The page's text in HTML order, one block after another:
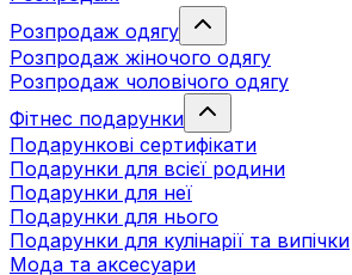
Розпродаж одягу
Розпродаж жіночого одягу
Розпродаж чоловічого одягу
Фітнес подарунки
Подарункові сертифікати
Подарунки для всієї родини
Подарунки для неї
Подарунки для нього
Подарунки для кулінарії та випічки
Мода та аксесуари